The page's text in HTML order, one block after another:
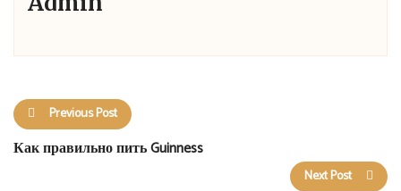
Previous Post
Как правильно пить Guinness
Next Post